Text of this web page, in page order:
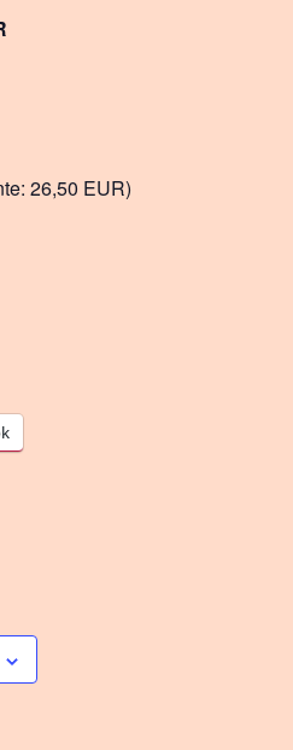
26,50 EUR)